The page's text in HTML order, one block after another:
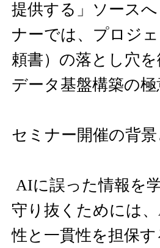
提供する」ソース
ナーでは、プロジ
頼書）の落とし穴
データ基盤構築の
セミナー開催の背
AIに誤った情報を
守り抜くためには
性と一貫性を担保